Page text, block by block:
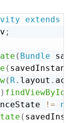
extends
;
( Bundle
(
( R. layout .
) findViewById
!=
(
COPY